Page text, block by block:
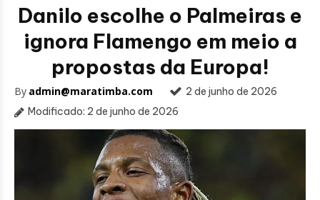
Danilo escolhe o Palmeiras e
ignora Flamengo em meio a
propostas da Europa!
By admin@maratimba.com
2 de junho de 2026
Modificado: 2 de junho de 2026